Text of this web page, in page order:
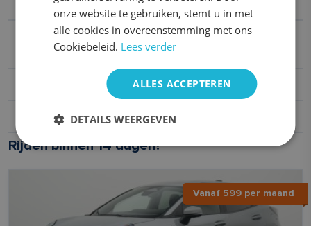
abonnement via godrive?
Hoeveel jaarlijkse kilometers zijn er inbegrepen
bij een Fiat 500 ?
Hoelang duurt de levering van een Fiat 500 ?
Hoe werkt het acceptatieproces bij godrive?
Rijden binnen 14 dagen?
Vanaf 599 per maand
onze website te gebruiken, stemt u in met
alle cookies in overeenstemming met ons
Cookiebeleid. Lees verder
ALLES ACCEPTEREN
DETAILS WEERGEVEN